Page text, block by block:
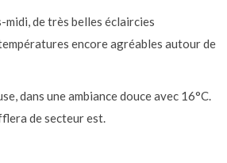
midi, de très belles éclaircies
encore agréables autour de
dans une ambiance douce avec 16°C.
de secteur est.